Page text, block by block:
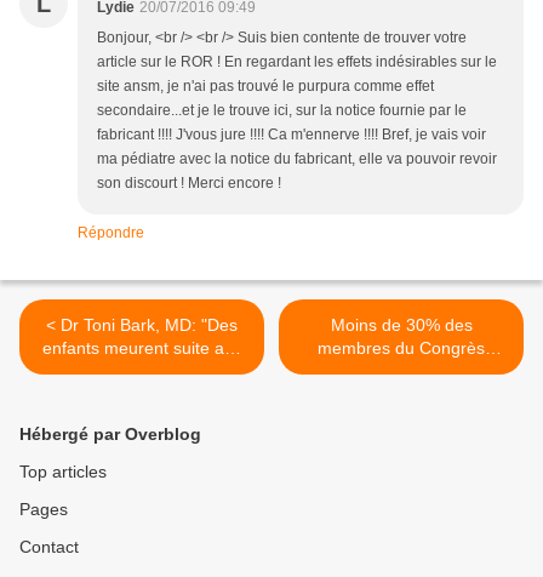
Lydie 20/07/2016 09:49
Bonjour, <br /> <br /> Suis bien contente de trouver votre
article sur le ROR ! En regardant les effets indésirables sur le
site ansm, je n'ai pas trouvé le purpura comme effet
secondaire...et je le trouve ici, sur la notice fournie par le
fabricant !!!! J'vous jure !!!! Ca m'ennerve !!!! Bref, je vais voir
ma pédiatre avec la notice du fabricant, elle va pouvoir revoir
son discourt ! Merci encore !
Répondre
< Dr Toni Bark, MD: "Des
enfants meurent suite aux
vaccins...il faut garder la
Moins de 30% des
membres du Congrès
américain admettent avoir
Hébergé par Overblog
Top articles
Pages
Contact